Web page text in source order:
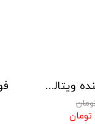
فوم روشن کننده ویتالیر مدل وایت ویت